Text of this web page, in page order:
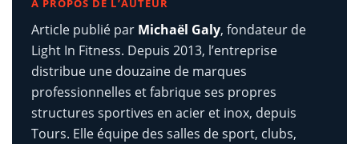
À PROPOS DE L’AUTEUR
Article publié par Michaël Galy, fondateur de
Light In Fitness. Depuis 2013, l’entreprise
distribue une douzaine de marques
professionnelles et fabrique ses propres
structures sportives en acier et inox, depuis
Tours. Elle équipe des salles de sport, clubs,